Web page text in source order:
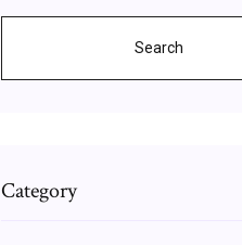
Search
Category